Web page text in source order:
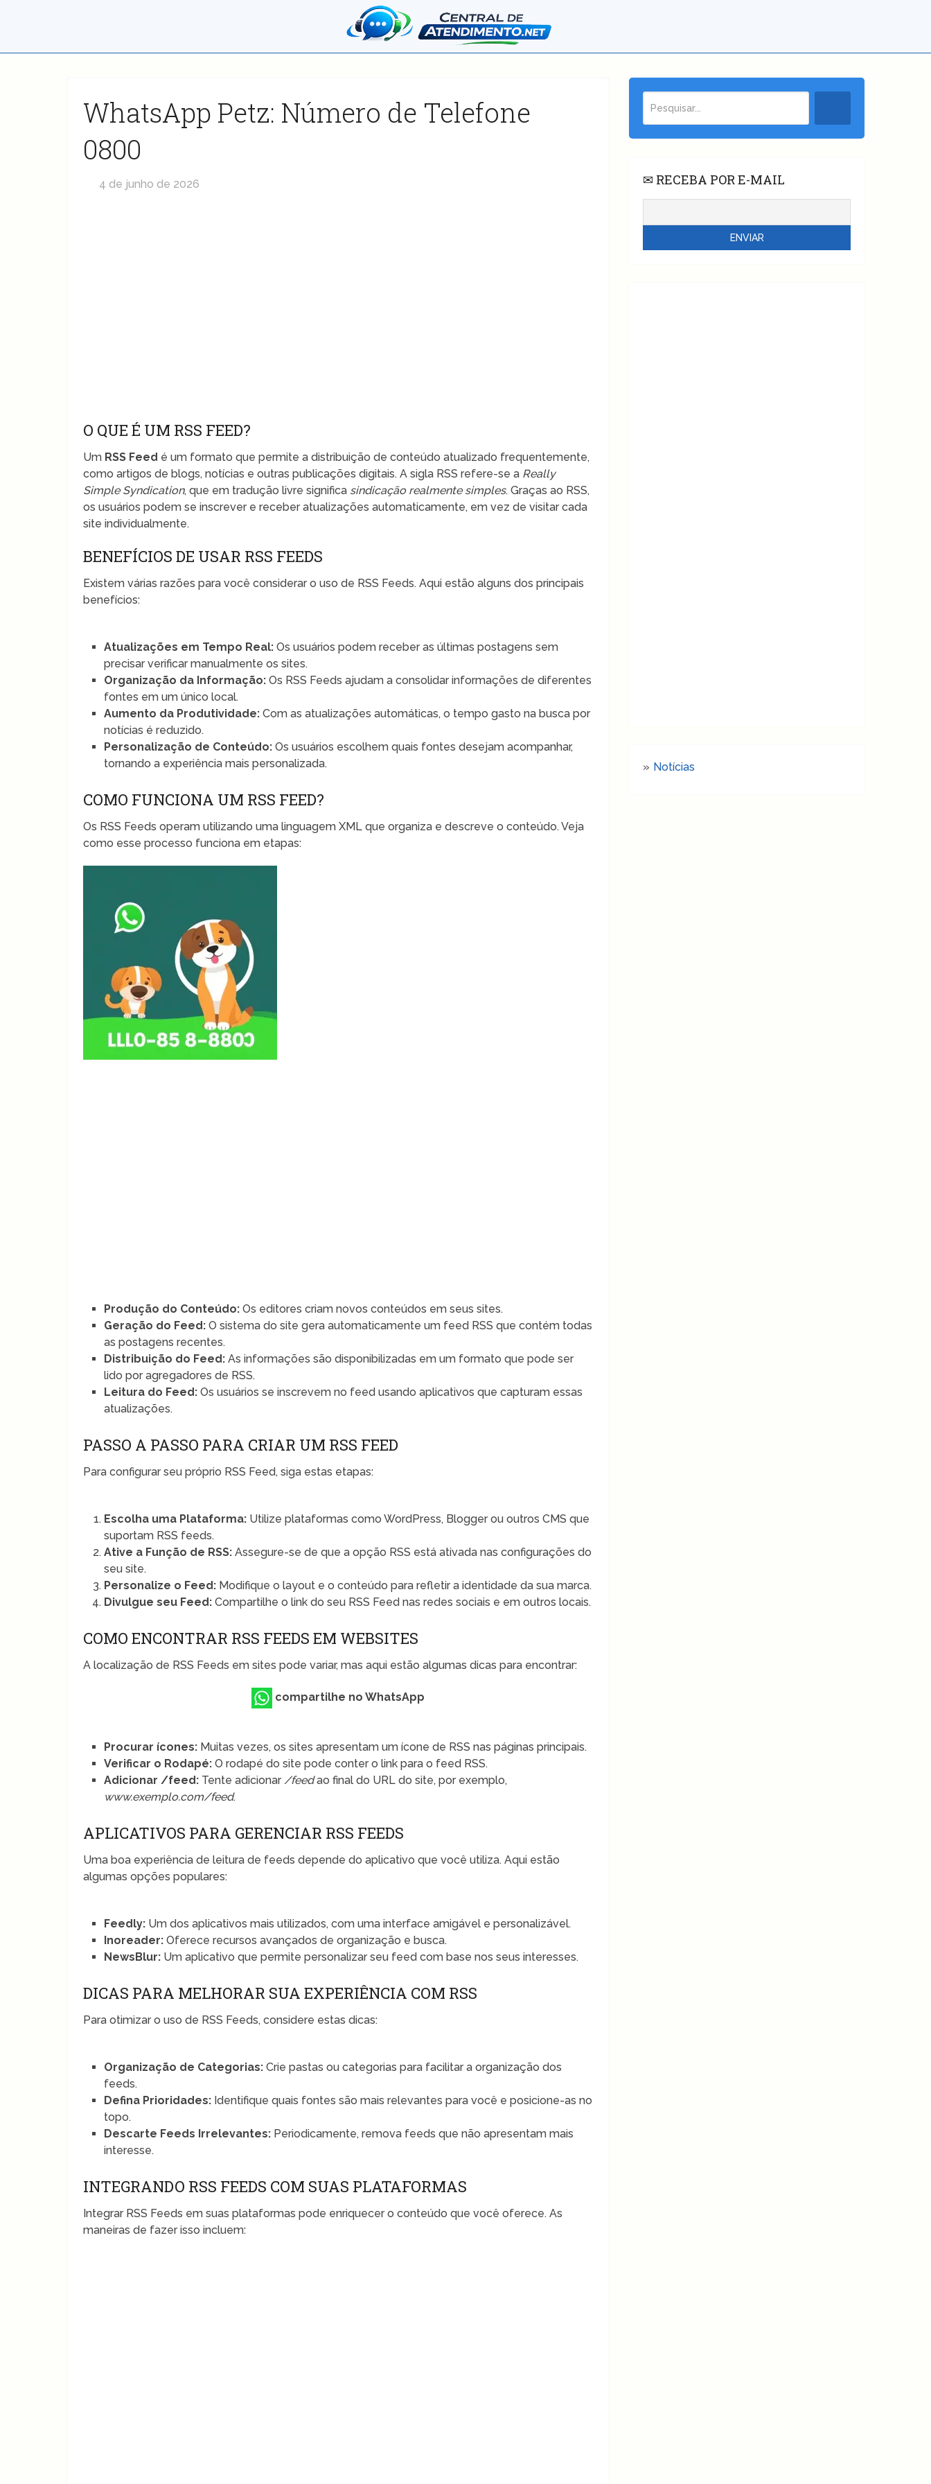
WhatsApp Petz: Número de Telefone
0800
4 de junho de 2026
O QUE É UM RSS FEED?
Um RSS Feed é um formato que permite a distribuição de conteúdo atualizado frequentemente,
como artigos de blogs, notícias e outras publicações digitais. A sigla RSS refere-se a Really
Simple Syndication, que em tradução livre significa sindicação realmente simples. Graças ao RSS,
os usuários podem se inscrever e receber atualizações automaticamente, em vez de visitar cada
site individualmente.
BENEFÍCIOS DE USAR RSS FEEDS
Existem várias razões para você considerar o uso de RSS Feeds. Aqui estão alguns dos principais
benefícios:
Atualizações em Tempo Real: Os usuários podem receber as últimas postagens sem
precisar verificar manualmente os sites.
Organização da Informação: Os RSS Feeds ajudam a consolidar informações de diferentes
fontes em um único local.
Aumento da Produtividade: Com as atualizações automáticas, o tempo gasto na busca por
notícias é reduzido.
Personalização de Conteúdo: Os usuários escolhem quais fontes desejam acompanhar,
tornando a experiência mais personalizada.
COMO FUNCIONA UM RSS FEED?
Os RSS Feeds operam utilizando uma linguagem XML que organiza e descreve o conteúdo. Veja
como esse processo funciona em etapas:
Produção do Conteúdo: Os editores criam novos conteúdos em seus sites.
Geração do Feed: O sistema do site gera automaticamente um feed RSS que contém todas
as postagens recentes.
Distribuição do Feed: As informações são disponibilizadas em um formato que pode ser
lido por agregadores de RSS.
Leitura do Feed: Os usuários se inscrevem no feed usando aplicativos que capturam essas
atualizações.
PASSO A PASSO PARA CRIAR UM RSS FEED
Para configurar seu próprio RSS Feed, siga estas etapas:
Escolha uma Plataforma: Utilize plataformas como WordPress, Blogger ou outros CMS que
suportam RSS feeds.
Ative a Função de RSS: Assegure-se de que a opção RSS está ativada nas configurações do
seu site.
Personalize o Feed: Modifique o layout e o conteúdo para refletir a identidade da sua marca.
Divulgue seu Feed: Compartilhe o link do seu RSS Feed nas redes sociais e em outros locais.
COMO ENCONTRAR RSS FEEDS EM WEBSITES
A localização de RSS Feeds em sites pode variar, mas aqui estão algumas dicas para encontrar:
compartilhe no WhatsApp
Procurar ícones: Muitas vezes, os sites apresentam um ícone de RSS nas páginas principais.
Verificar o Rodapé: O rodapé do site pode conter o link para o feed RSS.
Adicionar /feed: Tente adicionar/feedao final do URL do site, por exemplo,
www.exemplo.com/feed.
APLICATIVOS PARA GERENCIAR RSS FEEDS
Uma boa experiência de leitura de feeds depende do aplicativo que você utiliza. Aqui estão
algumas opções populares:
Feedly: Um dos aplicativos mais utilizados, com uma interface amigável e personalizável.
Inoreader: Oferece recursos avançados de organização e busca.
NewsBlur: Um aplicativo que permite personalizar seu feed com base nos seus interesses.
DICAS PARA MELHORAR SUA EXPERIÊNCIA COM RSS
Para otimizar o uso de RSS Feeds, considere estas dicas:
Organização de Categorias: Crie pastas ou categorias para facilitar a organização dos
feeds.
Defina Prioridades: Identifique quais fontes são mais relevantes para você e posicione-as no
topo.
Descarte Feeds Irrelevantes: Periodicamente, remova feeds que não apresentam mais
interesse.
INTEGRANDO RSS FEEDS COM SUAS PLATAFORMAS
Integrar RSS Feeds em suas plataformas pode enriquecer o conteúdo que você oferece. As
maneiras de fazer isso incluem:
✉ RECEBA POR E-MAIL
Notícias